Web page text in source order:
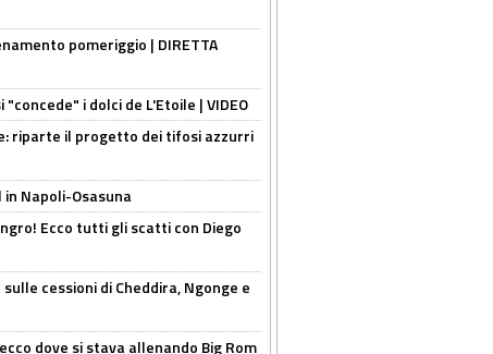
pomeriggio | DIRETTA
i dolci de L'Etoile | VIDEO
riparte il progetto dei tifosi azzurri
Napoli-Osasuna
Ecco tutti gli scatti con Diego
cessioni di Cheddira, Ngonge e
dove si stava allenando Big Rom